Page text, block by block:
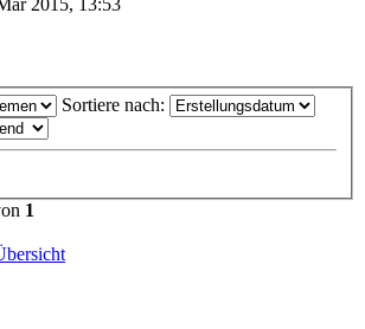
Sortiere nach:
1